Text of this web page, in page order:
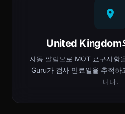
United Kingdom
자동 알림으로 MOT 요구사항
Guru가 검사 만료일을 추적하
니다.